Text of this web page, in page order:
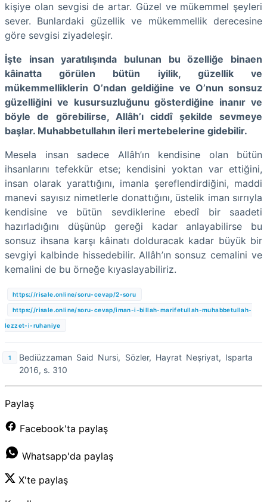
kişiye olan sevgisi de artar. Güzel ve mükemmel şeyleri
sever. Bunlardaki güzellik ve mükemmellik derecesine
göre sevgisi ziyadeleşir.
İşte insan yaratılışında bulunan bu özelliğe binaen
kâinatta görülen bütün iyilik, güzellik ve
mükemmelliklerin O’ndan geldiğine ve O’nun sonsuz
güzelliğini ve kusursuzluğunu gösterdiğine inanır ve
böyle de görebilirse, Allâh’ı ciddî şekilde sevmeye
başlar. Muhabbetullahın ileri mertebelerine gidebilir.
Mesela insan sadece Allâh’ın kendisine olan bütün
ihsanlarını tefekkür etse; kendisini yoktan var ettiğini,
insan olarak yarattığını, imanla şereflendirdiğini, maddi
manevi sayısız nimetlerle donattığını, üstelik iman sırrıyla
kendisine ve bütün sevdiklerine ebedî bir saadeti
hazırladığını düşünüp gereği kadar anlayabilirse bu
sonsuz ihsana karşı kâinatı dolduracak kadar büyük bir
sevgiyi kalbinde hissedebilir. Allâh’ın sonsuz cemalini ve
kemalini de bu örneğe kıyaslayabiliriz.
https://risale.online/soru-cevap/2-soru
https://risale.online/soru-cevap/iman-i-billah-marifetullah-muhabbetullah-
lezzet-i-ruhaniye
Bediüzzaman Said Nursi, Sözler, Hayrat Neşriyat, Isparta
2016, s. 310
Paylaş
Facebook'ta paylaş
Whatsapp'da paylaş
X'te paylaş